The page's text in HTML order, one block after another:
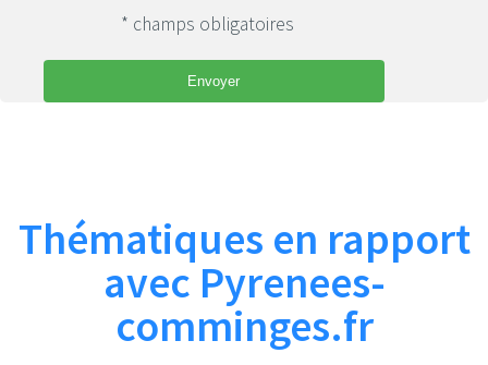
* champs obligatoires
Thématiques en rapport
avec Pyrenees-
comminges.fr